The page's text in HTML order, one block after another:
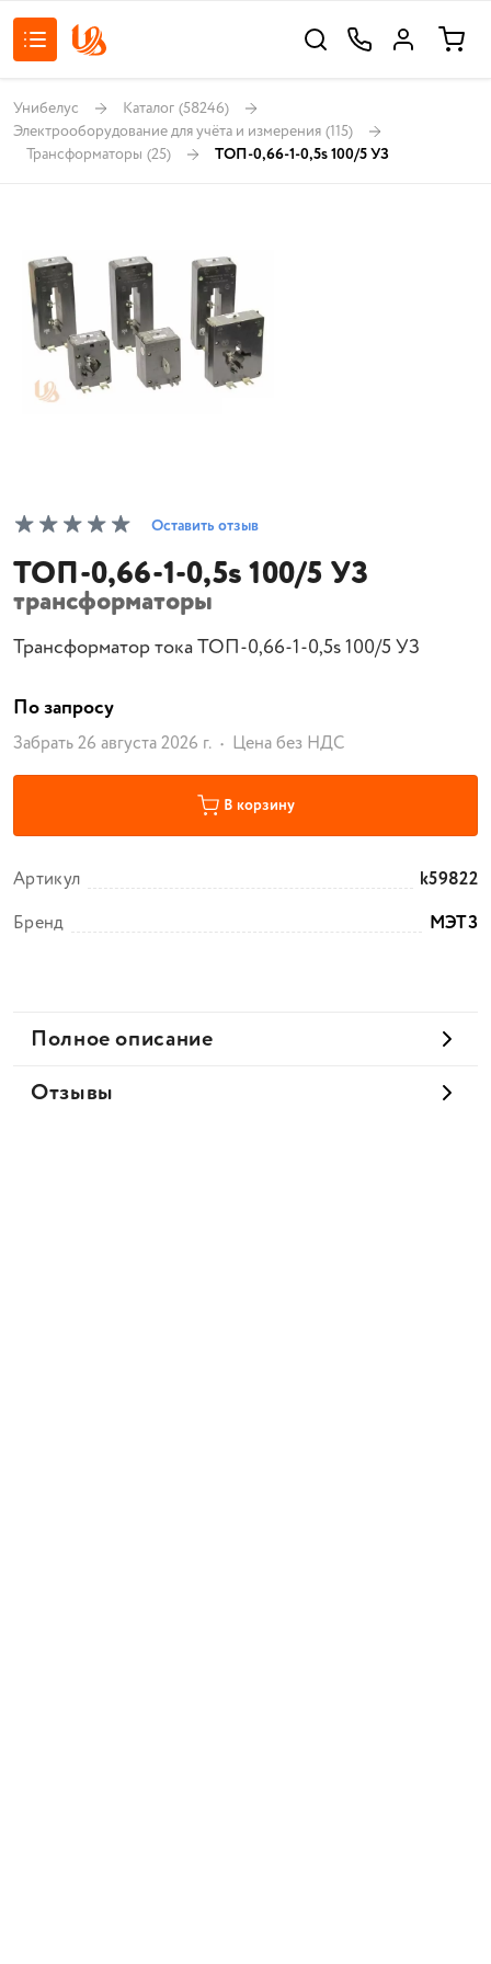
Унибелус Каталог (58246)
Электрооборудование для учёта и измерения (115)
Трансформаторы (25) ТОП-0,66-1-0,5s 100/5 УЗ
Оставить отзыв
ТОП-0,66-1-0,5s 100/5 УЗ
трансформаторы
Трансформатор тока ТОП-0,66-1-0,5s 100/5 УЗ
По запросу
Забрать 26 августа 2026 г. Цена без НДС
В корзину
Артикул
k59822
Бренд
МЭТЗ
Полное описание
Отзывы